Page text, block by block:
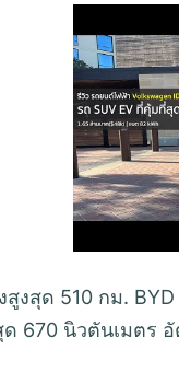
สูงสุด 510 กม.
670 นิวตันเมตร